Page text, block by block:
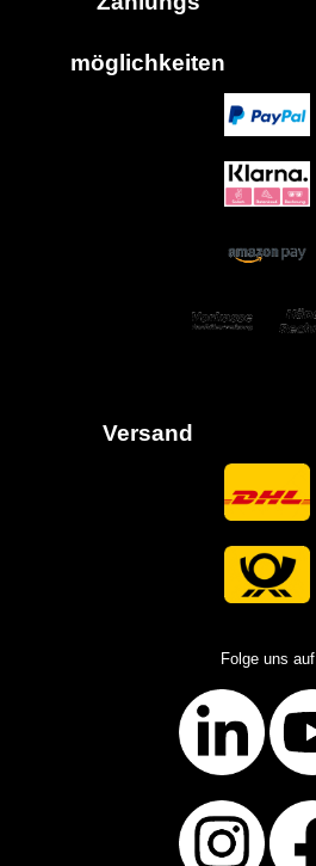
möglich keiten
Versand
Folge uns auf